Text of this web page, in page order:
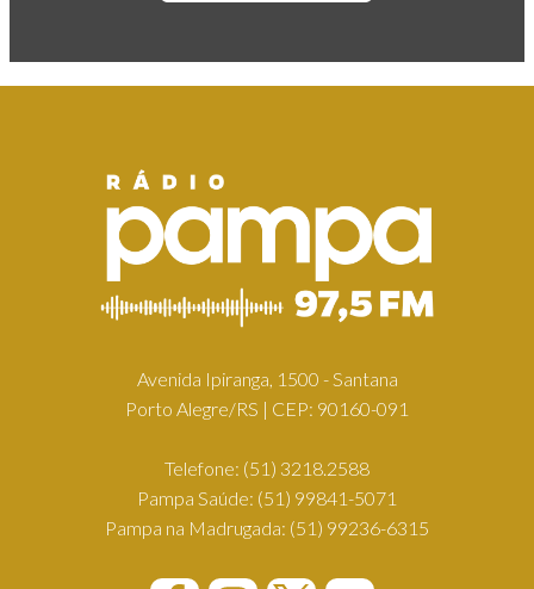
Avenida Ipiranga, 1500 - Santana
Porto Alegre/RS | CEP: 90160-091
Telefone: (51) 3218.2588
Pampa Saúde: (51) 99841-5071
Pampa na Madrugada: (51) 99236-6315